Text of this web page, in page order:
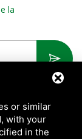
la
or similar
with your
in the